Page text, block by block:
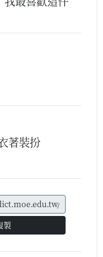
著裝扮
製